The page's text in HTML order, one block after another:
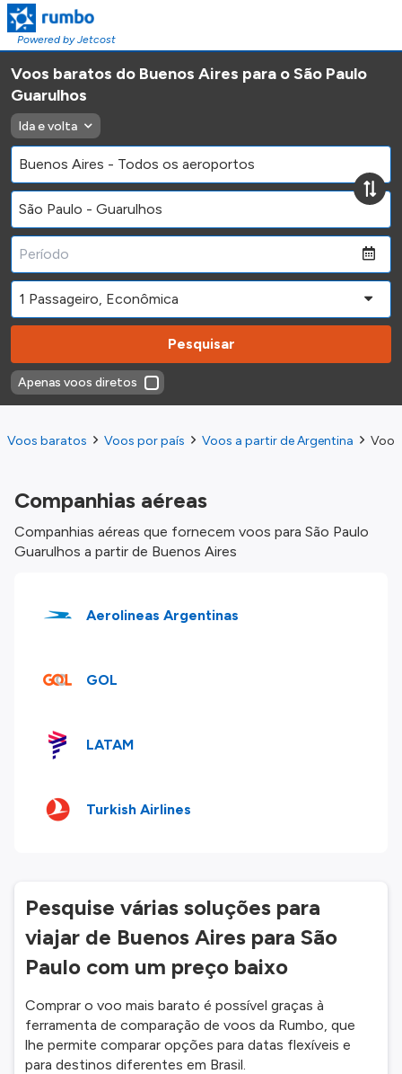
Powered by Jetcost
Voos baratos do Buenos Aires para o São Paulo
Guarulhos
Ida e volta
Pesquisar
Apenas voos diretos
Voos baratos Voos por país Voos a partir de Argentina
Companhias aéreas
Companhias aéreas que fornecem voos para São Paulo
Guarulhos a partir de Buenos Aires
Aerolineas Argentinas
GOL
LATAM
Turkish Airlines
Pesquise várias soluções para
viajar de Buenos Aires para São
Paulo com um preço baixo
Comprar o voo mais barato é possível graças à
ferramenta de comparação de voos da Rumbo, que
lhe permite comparar opções para datas flexíveis e
para destinos diferentes em Brasil.